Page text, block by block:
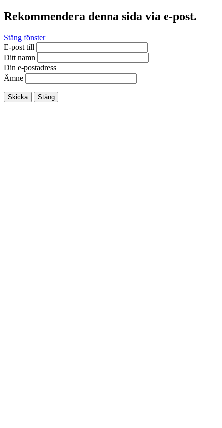
Rekommendera denna sida via e-post.
Stäng fönster
E-post till
Ditt namn
Din e-postadress
Ämne
Skicka Stäng